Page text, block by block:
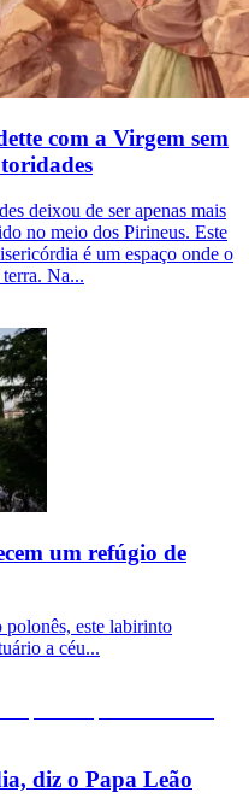
com a Virgem sem
deixou de ser apenas mais
no meio dos Pirineus. Este
é um espaço onde o
Na...
um refúgio de
polonês, este labirinto
a céu...
diz o Papa Leão